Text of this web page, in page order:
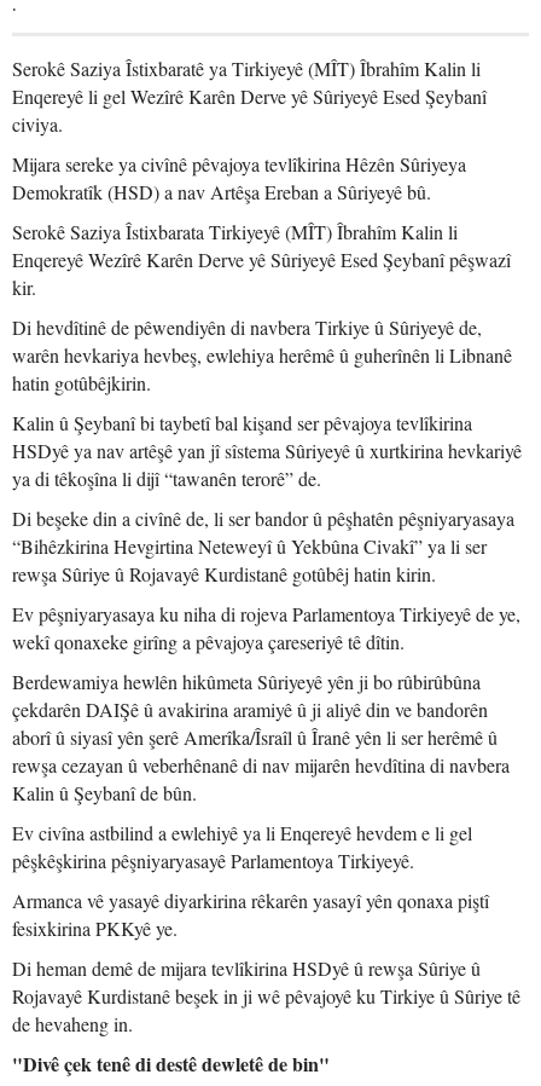
Serokê Saziya Îstixbaratê ya Tirkiyeyê (MÎT) Îbrahîm Kalin li
Enqereyê li gel Wezîrê Karên Derve yê Sûriyeyê Esed Şeybanî
civiya.
Mijara sereke ya civînê pêvajoya tevlîkirina Hêzên Sûriyeya
Demokratîk (HSD) a nav Artêşa Ereban a Sûriyeyê bû.
Serokê Saziya Îstixbarata Tirkiyeyê (MÎT) Îbrahîm Kalin li
Enqereyê Wezîrê Karên Derve yê Sûriyeyê Esed Şeybanî pêşwazî
kir.
Di hevdîtinê de pêwendiyên di navbera Tirkiye û Sûriyeyê de,
warên hevkariya hevbeş, ewlehiya herêmê û guherînên li Libnanê
hatin gotûbêjkirin.
Kalin û Şeybanî bi taybetî bal kişand ser pêvajoya tevlîkirina
HSDyê ya nav artêşê yan jî sîstema Sûriyeyê û xurtkirina hevkariyê
ya di têkoşîna li dijî “tawanên terorê” de.
Di beşeke din a civînê de, li ser bandor û pêşhatên pêşniyaryasaya
“Bihêzkirina Hevgirtina Neteweyî û Yekbûna Civakî” ya li ser
rewşa Sûriye û Rojavayê Kurdistanê gotûbêj hatin kirin.
Ev pêşniyaryasaya ku niha di rojeva Parlamentoya Tirkiyeyê de ye,
wekî qonaxeke girîng a pêvajoya çareseriyê tê dîtin.
Berdewamiya hewlên hikûmeta Sûriyeyê yên ji bo rûbirûbûna
çekdarên DAIŞê û avakirina aramiyê û ji aliyê din ve bandorên
aborî û siyasî yên şerê Amerîka/Îsraîl û Îranê yên li ser herêmê û
rewşa cezayan û veberhênanê di nav mijarên hevdîtina di navbera
Kalin û Şeybanî de bûn.
Ev civîna astbilind a ewlehiyê ya li Enqereyê hevdem e li gel
pêşkêşkirina pêşniyaryasayê Parlamentoya Tirkiyeyê.
Armanca vê yasayê diyarkirina rêkarên yasayî yên qonaxa piştî
fesixkirina PKKyê ye.
Di heman demê de mijara tevlîkirina HSDyê û rewşa Sûriye û
Rojavayê Kurdistanê beşek in ji wê pêvajoyê ku Tirkiye û Sûriye tê
de hevaheng in.
"Divê çek tenê di destê dewletê de bin"